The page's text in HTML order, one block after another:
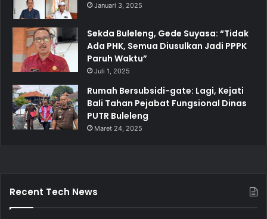
Januari 3, 2025
Sekda Buleleng, Gede Suyasa: “Tidak
Ada PHK, Semua Diusulkan Jadi PPPK
Paruh Waktu”
Juli 1, 2025
Rumah Bersubsidi-gate: Lagi, Kejati
Bali Tahan Pejabat Fungsional Dinas
PUTR Buleleng
Maret 24, 2025
Recent Tech News